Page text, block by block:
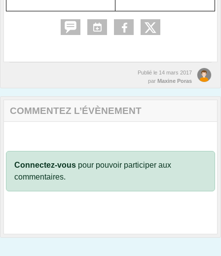
Publié le 14 mars 2017
par Maxine Poras
COMMENTEZ L’ÉVÈNEMENT
Connectez-vous pour pouvoir participer aux
commentaires.